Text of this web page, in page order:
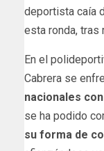
deportista caía
esta ronda, tras
En el
Cabrera se
nacionales
se ha podido
su forma de